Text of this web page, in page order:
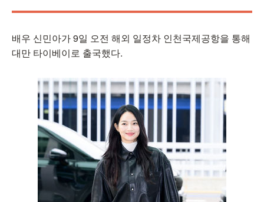
배우 신민아가 9일 오전 해외 일정차 인천국제공항을 통해
대만 타이베이로 출국했다.